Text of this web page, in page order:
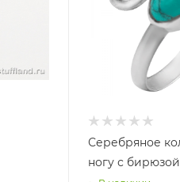
Серебряное
ногу с бирюзой